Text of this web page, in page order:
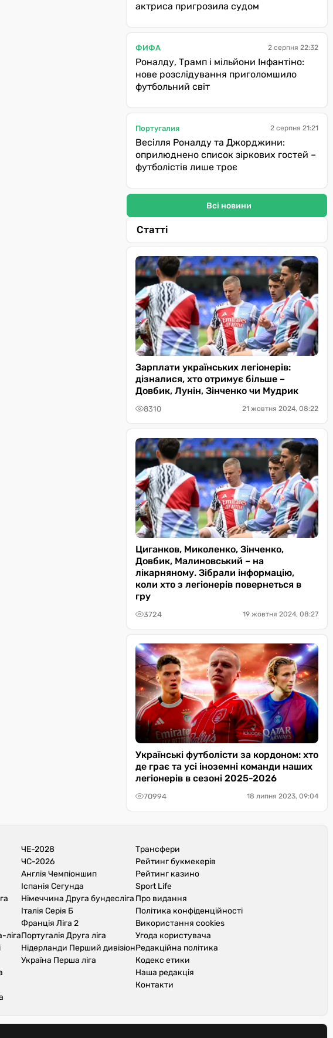
актриса пригрозила судом
ФИФА 2 серпня 22:32
Роналду, Трамп і мільйони Інфантіно:
нове розслідування приголомшило
футбольний світ
Португалия 2 серпня 21:21
Весілля Роналду та Джорджини:
оприлюднено список зіркових гостей –
футболістів лише троє
Всі новини
Статті
Зарплати українських легіонерів:
дізналися, хто отримує більше –
Довбик, Лунін, Зінченко чи Мудрик
8310 21 жовтня 2024, 08:22
Циганков, Миколенко, Зінченко,
Довбик, Малиновський – на
лікарняному. Зібрали інформацію,
коли хто з легіонерів повернеться в
гру
3724 19 жовтня 2024, 08:27
Українські футболісти за кордоном: хто
де грає та усі іноземні команди наших
легіонерів в сезоні 2025-2026
70994 18 липня 2023, 09:04
ліга
ЧЕ-2028
ЧС-2026
Англія Чемпіоншип
Іспанія Сегунда
Німеччина Друга бундесліга
Італія Серія Б
Франція Ліга 2
Португалія Друга ліга
Нідерланди Перший дивізіон
Україна Перша ліга
Трансфери
Рейтинг букмекерів
Рейтинг казино
Sport Life
Про видання
Політика конфіденційності
Використання cookies
Угода користувача
Редакційна політика
Кодекс етики
Наша редакція
Контакти